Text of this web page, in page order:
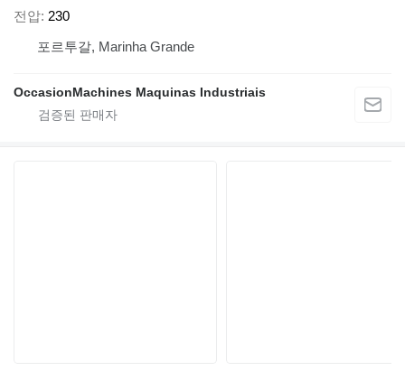
전압 230
포르투갈, Marinha Grande
OccasionMachines Maquinas Industriais